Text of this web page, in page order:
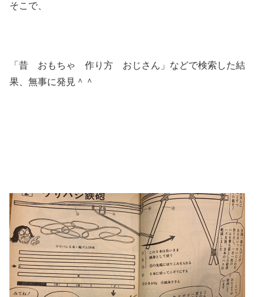
そこで、
「昔 おもちゃ 作り方 おじさん」などで検索した結
果、無事に発見＾＾